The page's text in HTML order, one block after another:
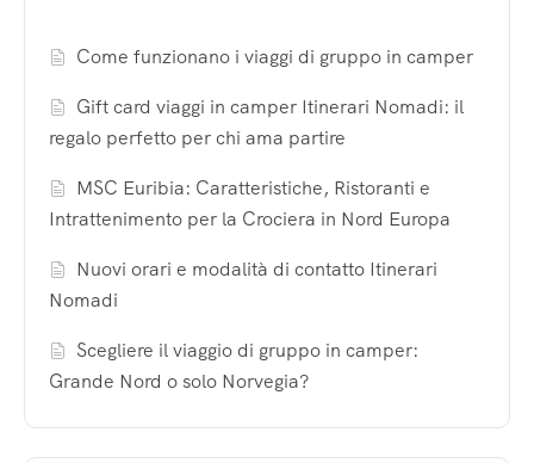
Come funzionano i viaggi di gruppo in camper
Gift card viaggi in camper Itinerari Nomadi: il
regalo perfetto per chi ama partire
MSC Euribia: Caratteristiche, Ristoranti e
Intrattenimento per la Crociera in Nord Europa
Nuovi orari e modalità di contatto Itinerari
Nomadi
Scegliere il viaggio di gruppo in camper:
Grande Nord o solo Norvegia?